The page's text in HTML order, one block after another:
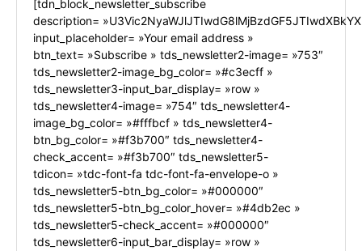
[tdn_block_newsletter_subscribe
description=
input_placeholder= »Your email address »
btn_text= »Subscribe » tds_newsletter2-image= »753″
tds_newsletter2-image_bg_color= »#c3ecff »
tds_newsletter3-input_bar_display= »row »
tds_newsletter4-image= »754″ tds_newsletter4-
image_bg_color= »#fffbcf » tds_newsletter4-
btn_bg_color= »#f3b700″ tds_newsletter4-
check_accent= »#f3b700″ tds_newsletter5-
tdicon= »tdc-font-fa tdc-font-fa-envelope-o »
tds_newsletter5-btn_bg_color= »#000000″
tds_newsletter5-btn_bg_color_hover= »#4db2ec »
tds_newsletter5-check_accent= »#000000″
tds_newsletter6-input_bar_display= »row »